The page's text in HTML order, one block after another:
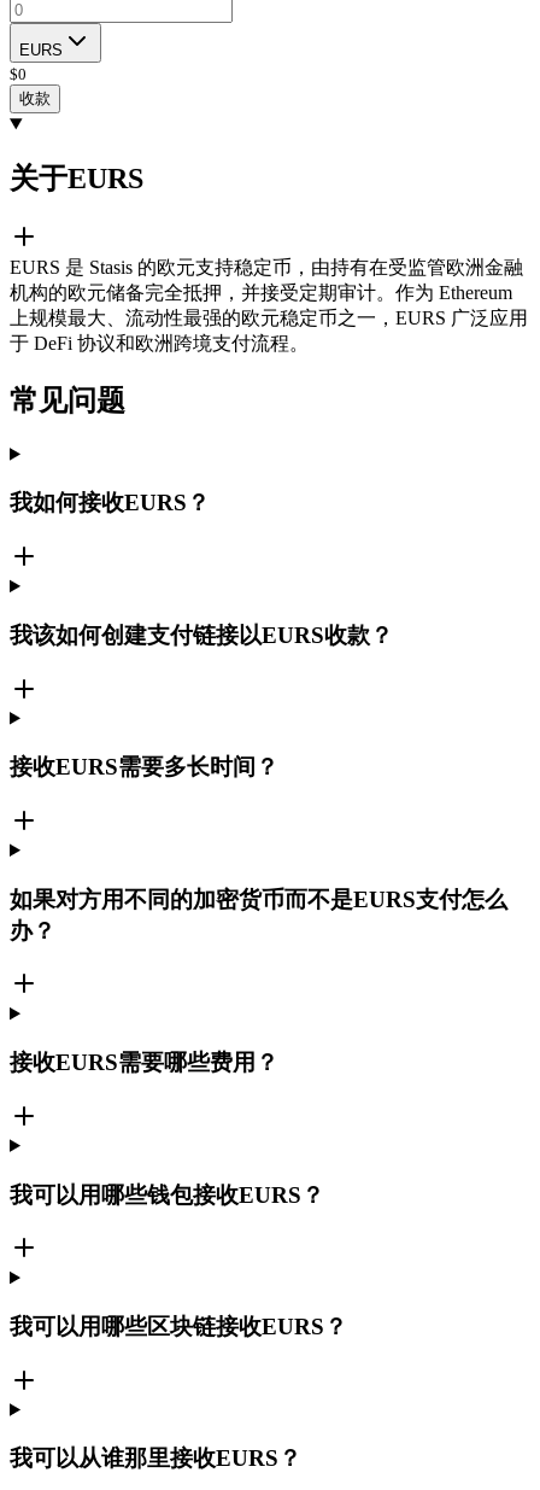
EURS
$0
收款
关于EURS
EURS 是 Stasis 的欧元支持稳定币，由持有在受监管欧洲金融
机构的欧元储备完全抵押，并接受定期审计。作为 Ethereum
上规模最大、流动性最强的欧元稳定币之一，EURS 广泛应用
于 DeFi 协议和欧洲跨境支付流程。
常见问题
我如何接收EURS？
我该如何创建支付链接以EURS收款？
接收EURS需要多长时间？
如果对方用不同的加密货币而不是EURS支付怎么
办？
接收EURS需要哪些费用？
我可以用哪些钱包接收EURS？
我可以用哪些区块链接收EURS？
我可以从谁那里接收EURS？